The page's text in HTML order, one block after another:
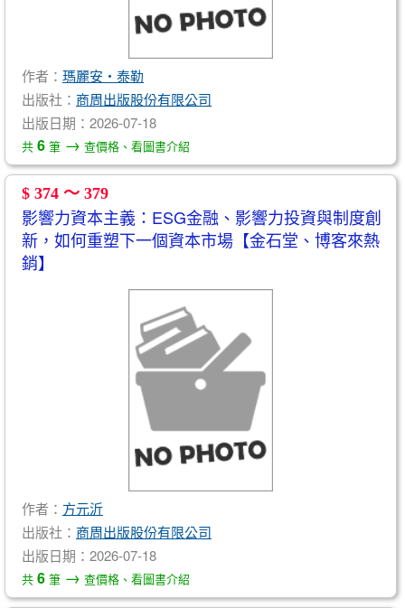
作者： 瑪麗安‧泰勒
出版社： 商周出版股份有限公司
出版日期：2026-07-18
共 6 筆 → 查價格、看圖書介紹
$ 374 ～ 379
影響力資本主義：ESG金融、影響力投資與制度創
新，如何重塑下一個資本市場【金石堂、博客來熱
銷】
作者： 方元沂
出版社： 商周出版股份有限公司
出版日期：2026-07-18
共 6 筆 → 查價格、看圖書介紹